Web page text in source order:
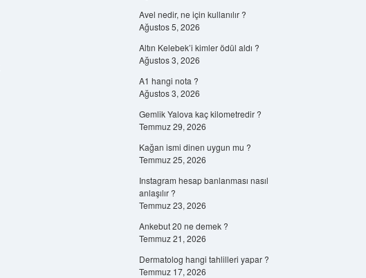
Avel nedir, ne için kullanılır ?
Ağustos 5, 2026
Altın Kelebek’i kimler ödül aldı ?
Ağustos 3, 2026
A1 hangi nota ?
Ağustos 3, 2026
Gemlik Yalova kaç kilometredir ?
Temmuz 29, 2026
Kağan ismi dinen uygun mu ?
Temmuz 25, 2026
Instagram hesap banlanması nasıl
anlaşılır ?
Temmuz 23, 2026
Ankebut 20 ne demek ?
Temmuz 21, 2026
Dermatolog hangi tahlilleri yapar ?
Temmuz 17, 2026